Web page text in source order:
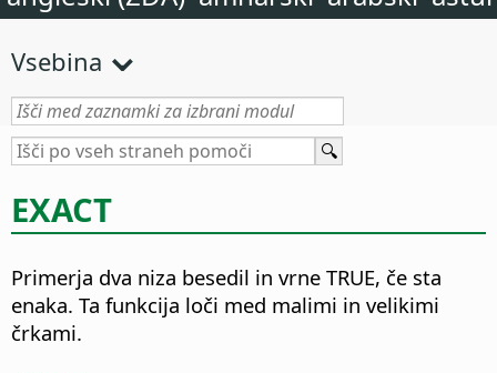
Vsebina
EXACT
Primerja dva niza besedil in vrne TRUE, če sta
enaka. Ta funkcija loči med malimi in velikimi
črkami.